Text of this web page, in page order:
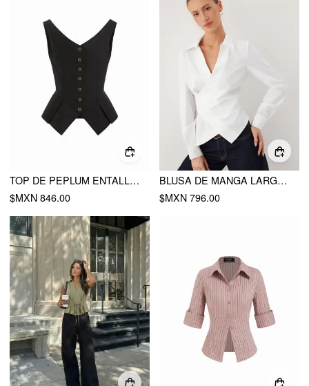
TOP DE PEPLUM ENTALLADO EN EL BUSTO DE 100% ALGODÓN
$MXN 846.00
BLUSA DE MANGA LARGA CON AJUSTE EN V AL CUELLO, 100% ALGODÓN
$MXN 796.00